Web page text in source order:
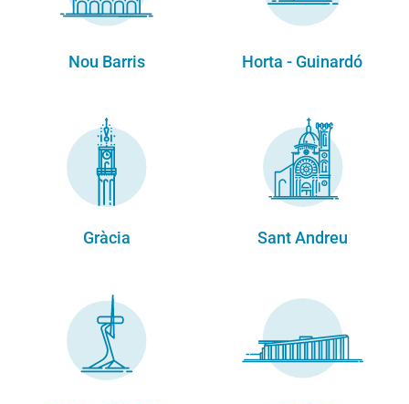
Nou Barris Horta - Guinardó
Gràcia Sant Andreu